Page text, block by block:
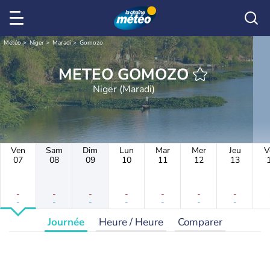
Météo Niger Maradi Gomozo
METEO GOMOZO
Niger (Maradi)
Ven
07
-
-
Sam
08
-
-
Dim
09
-
-
Lun
10
-
-
Mar
11
-
-
Mer
12
-
-
Jeu
13
-
-
Journée Heure / Heure Comparer